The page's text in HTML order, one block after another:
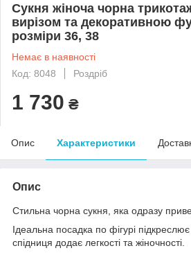
Сукня жіноча чорна
вирізом та декоративною
розміри 36, 38
Немає в наявності
Код: 8048
Роздріб
1 730 ₴
Опис Характеристики
Опис
Стильна чорна сукня, яка одразу
Ідеальна посадка по фігурі
спідниця додає легкості та жіночності.